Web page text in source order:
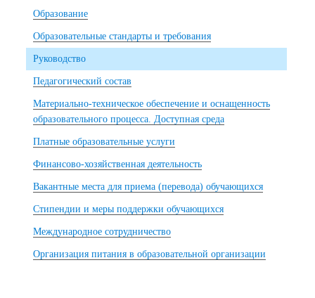
Образование
Образовательные стандарты и требования
Руководство
Педагогический состав
Материально-техническое обеспечение и оснащенность
образовательного процесса. Доступная среда
Платные образовательные услуги
Финансово-хозяйственная деятельность
Вакантные места для приема (перевода) обучающихся
Стипендии и меры поддержки обучающихся
Международное сотрудничество
Организация питания в образовательной организации